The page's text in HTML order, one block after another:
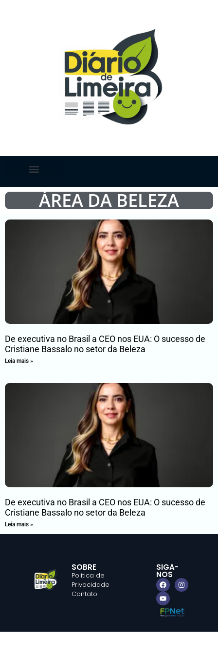
ÁREA DA BELEZA
De executiva no Brasil a CEO nos EUA: O sucesso de
Cristiane Bassalo no setor da Beleza
Leia mais »
De executiva no Brasil a CEO nos EUA: O sucesso de
Cristiane Bassalo no setor da Beleza
Leia mais »
SOBRE
Política de
Privacidade
Contato
SIGA-
NOS